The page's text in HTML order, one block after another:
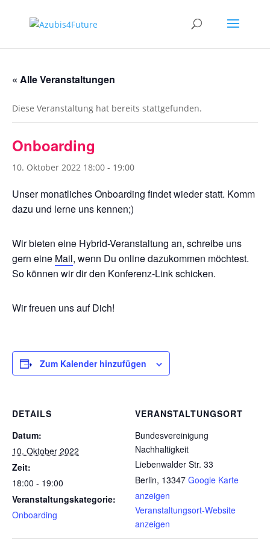
« Alle Veranstaltungen
Diese Veranstaltung hat bereits stattgefunden.
Onboarding
10. Oktober 2022 18:00 - 19:00
Unser monatliches Onboarding findet wieder statt. Komm
dazu und lerne uns kennen;)
Wir bieten eine Hybrid-Veranstaltung an, schreibe uns
gern eine Mail, wenn Du online dazukommen möchtest.
So können wir dir den Konferenz-Link schicken.
Wir freuen uns auf Dich!
Zum Kalender hinzufügen
DETAILS
Datum:
10. Oktober 2022
Zeit:
18:00 - 19:00
Veranstaltungskategorie:
Onboarding
VERANSTALTUNGSORT
Bundesvereinigung
Nachhaltigkeit
Liebenwalder Str. 33
Berlin, 13347 Google Karte
anzeigen
Veranstaltungsort-Website
anzeigen